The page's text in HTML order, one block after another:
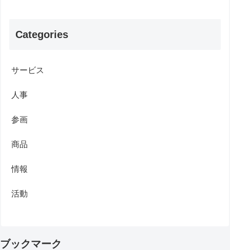
Categories
サービス
人事
参画
商品
情報
活動
ブックマーク